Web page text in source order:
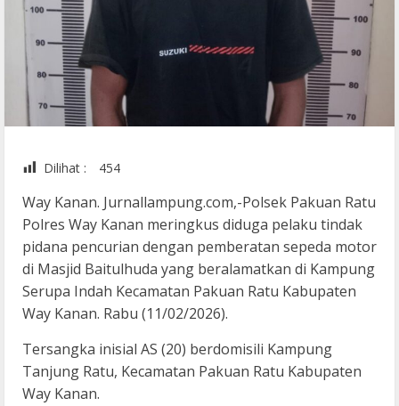
Dilihat : 454
Way Kanan. Jurnallampung.com,-Polsek Pakuan Ratu
Polres Way Kanan meringkus diduga pelaku tindak
pidana pencurian dengan pemberatan sepeda motor
di Masjid Baitulhuda yang beralamatkan di Kampung
Serupa Indah Kecamatan Pakuan Ratu Kabupaten
Way Kanan. Rabu (11/02/2026).
Tersangka inisial AS (20) berdomisili Kampung
Tanjung Ratu, Kecamatan Pakuan Ratu Kabupaten
Way Kanan.